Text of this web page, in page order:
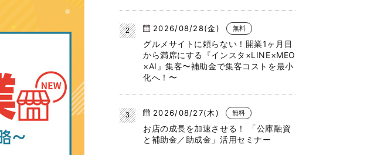
2026/08/28(金) 無料
グルメサイトに頼らない！開業1ヶ月目
から満席にする『インスタ×LINE×MEO
×AI』集客〜補助金で集客コストを最小
化へ！〜
2026/08/27(木) 無料
お店の成長を加速させる！ 「公庫融資
と補助金／助成金」活用セミナー